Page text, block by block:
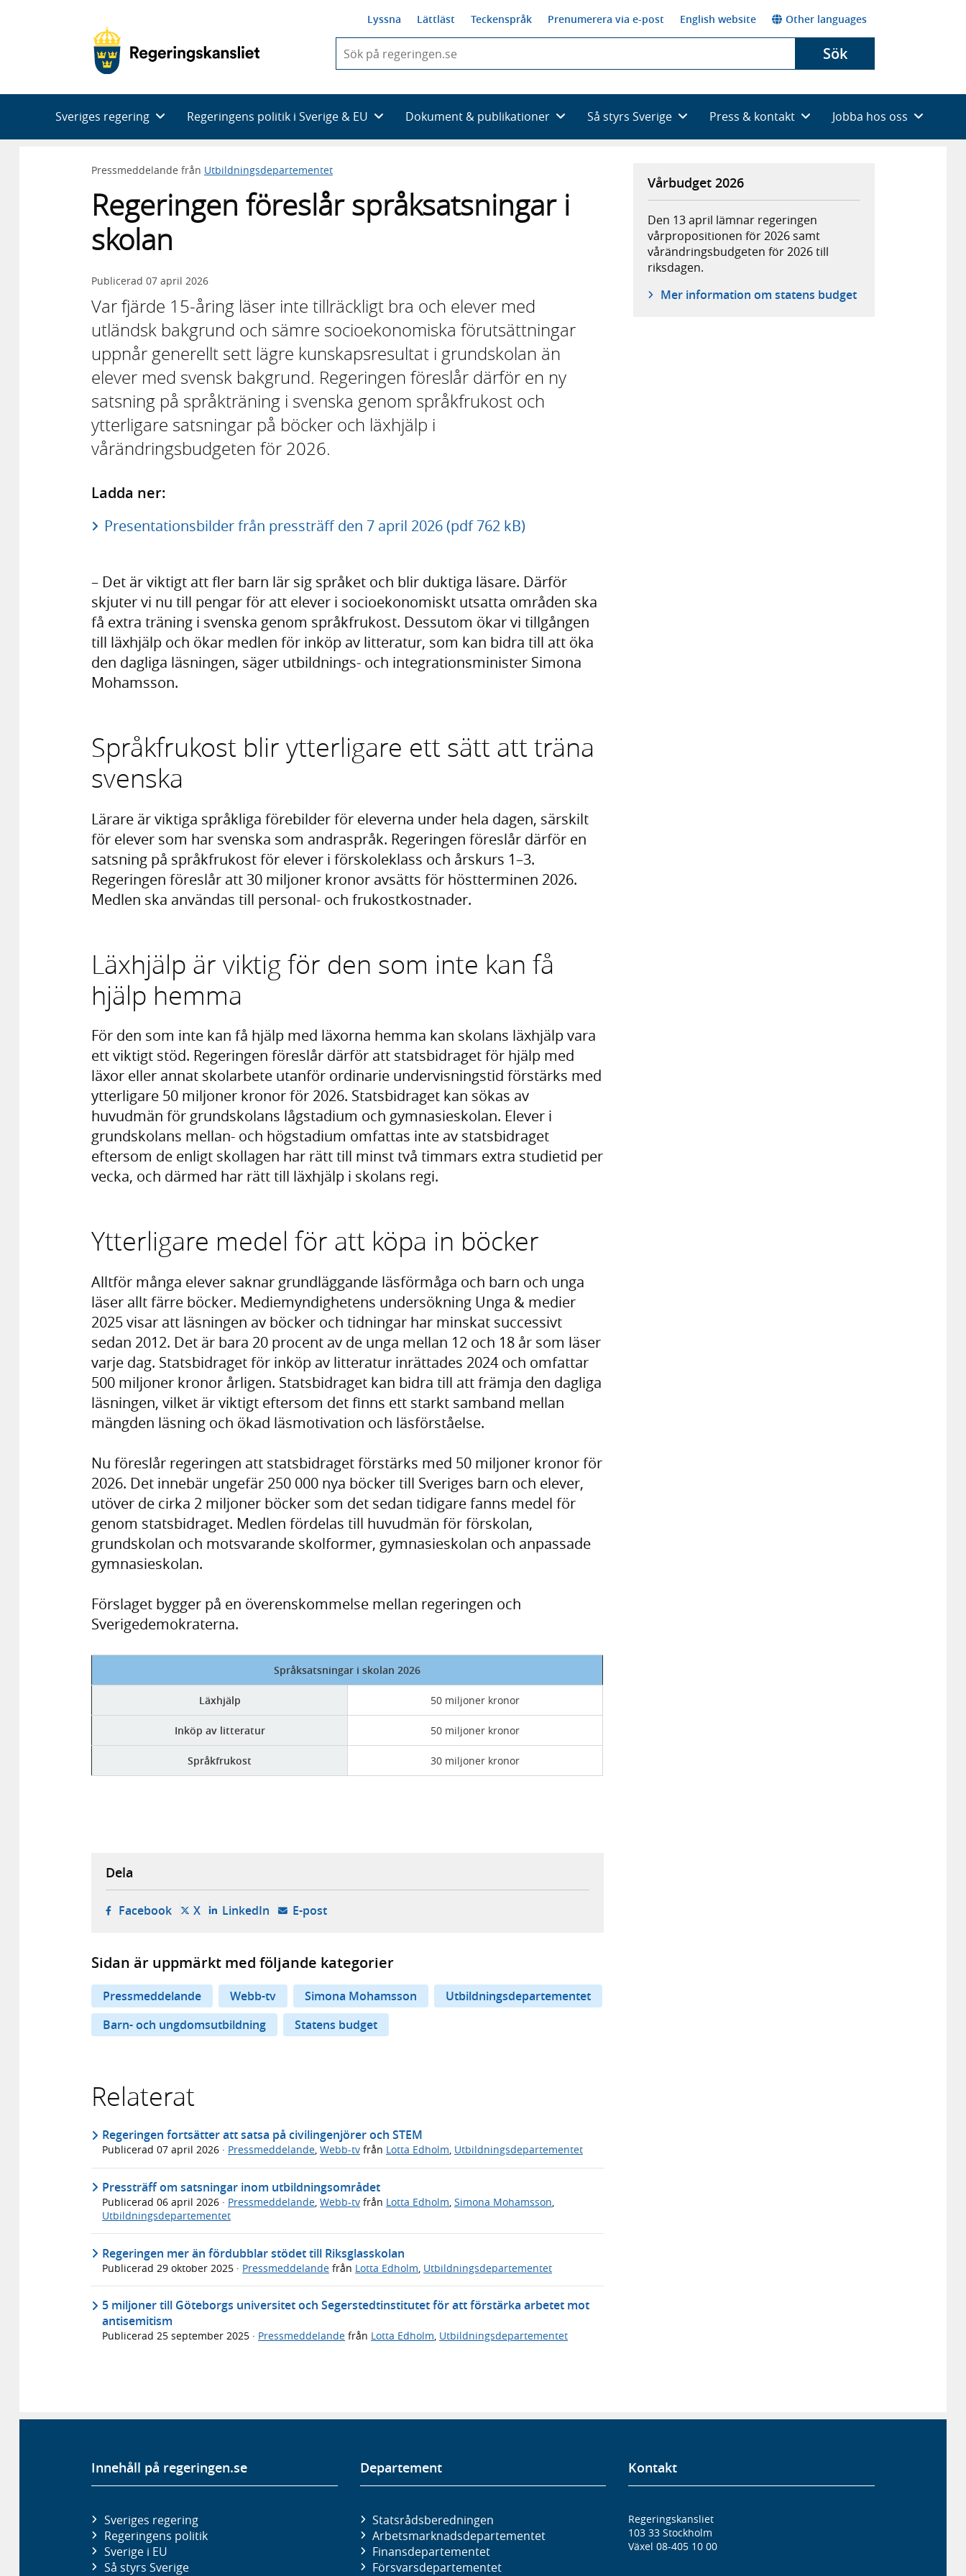
Lyssna Lättläst Teckenspråk Prenumerera via e-post English website Other languages
du
skriva
framträder
en
Sök
Sveriges regering Regeringens politik i Sverige & EU Dokument & publikationer Så styrs Sverige Press & kontakt Jobba hos oss
Pressmeddelande från Utbildningsdepartementet
Regeringen föreslår språksatsningar i
skolan
Publicerad 07 april 2026
Var fjärde 15-åring läser inte tillräckligt bra och elever med
utländsk bakgrund och sämre socioekonomiska förutsättningar
uppnår generellt sett lägre kunskapsresultat i grundskolan än
elever med svensk bakgrund. Regeringen föreslår därför en ny
satsning på språkträning i svenska genom språkfrukost och
ytterligare satsningar på böcker och läxhjälp i
vårändringsbudgeten för 2026.
Ladda ner:
Presentationsbilder från pressträff den 7 april 2026 (pdf 762 kB)
– Det är viktigt att fler barn lär sig språket och blir duktiga läsare. Därför
skjuter vi nu till pengar för att elever i socioekonomiskt utsatta områden ska
få extra träning i svenska genom språkfrukost. Dessutom ökar vi tillgången
till läxhjälp och ökar medlen för inköp av litteratur, som kan bidra till att öka
den dagliga läsningen, säger utbildnings- och integrationsminister Simona
Mohamsson.
Språkfrukost blir ytterligare ett sätt att träna
svenska
Lärare är viktiga språkliga förebilder för eleverna under hela dagen, särskilt
för elever som har svenska som andraspråk. Regeringen föreslår därför en
satsning på språkfrukost för elever i förskoleklass och årskurs 1–3.
Regeringen föreslår att 30 miljoner kronor avsätts för höstterminen 2026.
Medlen ska användas till personal- och frukostkostnader.
Läxhjälp är viktig för den som inte kan få
hjälp hemma
För den som inte kan få hjälp med läxorna hemma kan skolans läxhjälp vara
ett viktigt stöd. Regeringen föreslår därför att statsbidraget för hjälp med
läxor eller annat skolarbete utanför ordinarie undervisningstid förstärks med
ytterligare 50 miljoner kronor för 2026. Statsbidraget kan sökas av
huvudmän för grundskolans lågstadium och gymnasieskolan. Elever i
grundskolans mellan- och högstadium omfattas inte av statsbidraget
eftersom de enligt skollagen har rätt till minst två timmars extra studietid per
vecka, och därmed har rätt till läxhjälp i skolans regi.
Ytterligare medel för att köpa in böcker
Alltför många elever saknar grundläggande läsförmåga och barn och unga
läser allt färre böcker. Mediemyndighetens undersökning Unga & medier
2025 visar att läsningen av böcker och tidningar har minskat successivt
sedan 2012. Det är bara 20 procent av de unga mellan 12 och 18 år som läser
varje dag. Statsbidraget för inköp av litteratur inrättades 2024 och omfattar
500 miljoner kronor årligen. Statsbidraget kan bidra till att främja den dagliga
läsningen, vilket är viktigt eftersom det finns ett starkt samband mellan
mängden läsning och ökad läsmotivation och läsförståelse.
Nu föreslår regeringen att statsbidraget förstärks med 50 miljoner kronor för
2026. Det innebär ungefär 250 000 nya böcker till Sveriges barn och elever,
utöver de cirka 2 miljoner böcker som det sedan tidigare fanns medel för
genom statsbidraget. Medlen fördelas till huvudmän för förskolan,
grundskolan och motsvarande skolformer, gymnasieskolan och anpassade
gymnasieskolan.
Förslaget bygger på en överenskommelse mellan regeringen och
Sverigedemokraterna.
Språksatsningar i skolan 2026
Läxhjälp 50 miljoner kronor
Inköp av litteratur 50 miljoner kronor
Språkfrukost 30 miljoner kronor
Vårbudget 2026
Den 13 april lämnar regeringen
vårpropositionen för 2026 samt
vårändringsbudgeten för 2026 till
riksdagen.
Mer information om statens budget
Dela
Facebook- öppnas i ny flik, extern webbplats,
X- öppnas i ny flik, extern webbplats,
LinkedIn- öppnas i ny flik, extern webbplats,
E-post- öppnar din e-postklient,
Sidan är uppmärkt med följande kategorier
Pressmeddelande Webb-tv Simona Mohamsson
Utbildningsdepartementet
Barn- och ungdomsutbildning
Statens budget
Relaterat
Regeringen fortsätter att satsa på civilingenjörer och STEM
Publicerad 07 april 2026 · Pressmeddelande, Webb-tv från Lotta Edholm, Utbildningsdepartementet
Pressträff om satsningar inom utbildningsområdet
Publicerad 06 april 2026 · Pressmeddelande, Webb-tv från Lotta Edholm, Simona Mohamsson,
Utbildningsdepartementet
Regeringen mer än fördubblar stödet till Riksglasskolan
Publicerad 29 oktober 2025 · Pressmeddelande från Lotta Edholm Utbildningsdepartementet
5 miljoner till Göteborgs universitet och Segerstedtinstitutet för att förstärka arbetet mot
antisemitism
Publicerad 25 september 2025 · Pressmeddelande från Lotta Edholm, Utbildningsdepartementet
Innehåll på regeringen.se
Sveriges regering
Regeringens politik
Sverige i EU
Så styrs Sverige
Departement
Statsrådsberedningen
Arbetsmarknads­departementet
Finans­departementet
Försvars­departementet
Kontakt
Regeringskansliet
103 33 Stockholm
Växel 08-405 10 00